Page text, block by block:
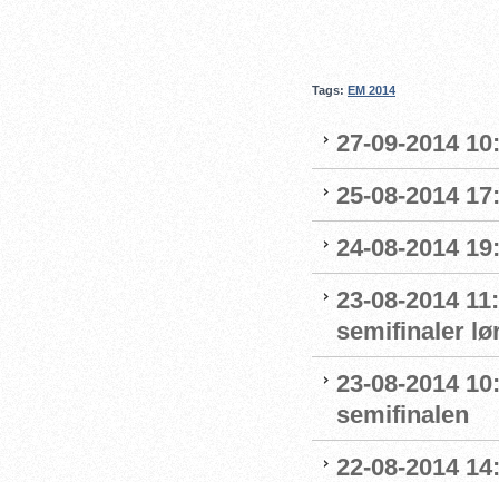
Tags: EM 2014
27-09-2014
25-08-2014
24-08-2014
23-08-2014
semifinaler
23-08-2014
semifinalen
22-08-2014